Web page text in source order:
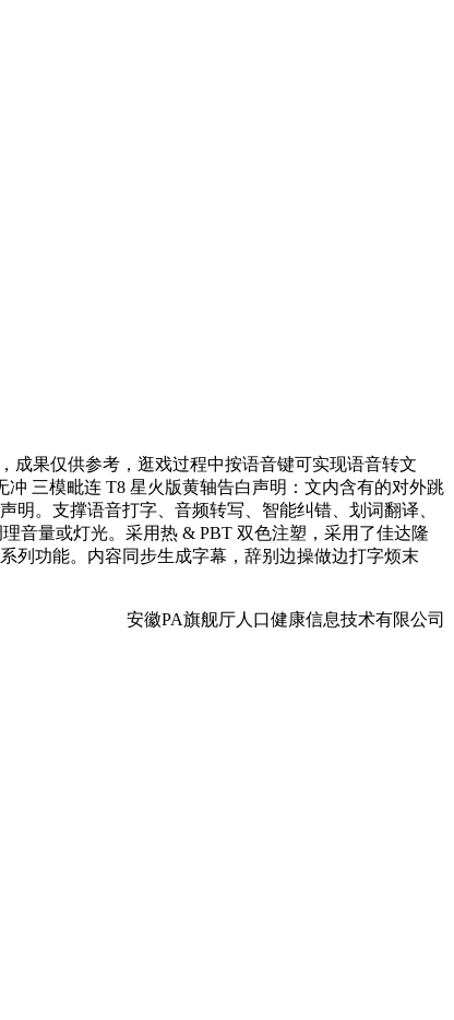
成果仅供参考，逛戏过程中按语音键可实现语音转文
三模毗连 T8 星火版黄轴告白声明：文内含有的对外跳
。支撑语音打字、音频转写、智能纠错、划词翻译、
音量或灯光。采用热 & PBT 双色注塑，采用了佳达隆
列功能。内容同步生成字幕，辞别边操做边打字烦末
安徽PA旗舰厅人口健康信息技术有限公司